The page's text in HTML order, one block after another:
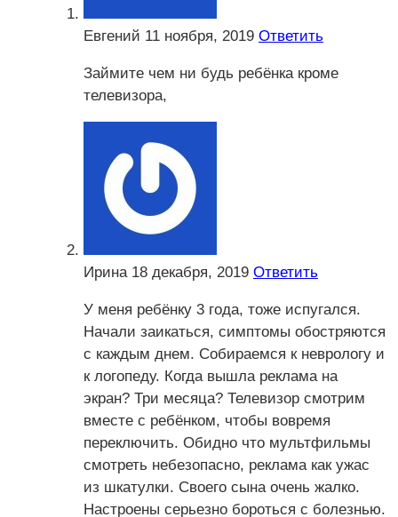
Евгений 11 ноября, 2019 Ответить
Займите чем ни будь ребёнка кроме
телевизора,
Ирина 18 декабря, 2019 Ответить
У меня ребёнку 3 года, тоже испугался.
Начали заикаться, симптомы обостряются
с каждым днем. Собираемся к неврологу и
к логопеду. Когда вышла реклама на
экран? Три месяца? Телевизор смотрим
вместе с ребёнком, чтобы вовремя
переключить. Обидно что мультфильмы
смотреть небезопасно, реклама как ужас
из шкатулки. Своего сына очень жалко.
Настроены серьезно бороться с болезнью.